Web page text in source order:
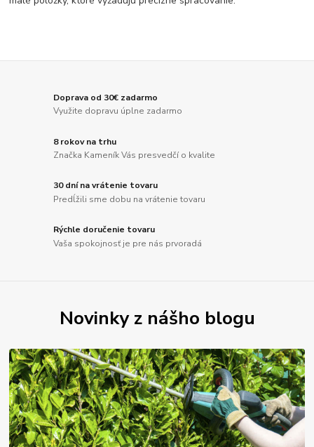
Doprava od 30€ zadarmo
Využite dopravu úplne zadarmo
8 rokov na trhu
Značka Kameník Vás presvedčí o kvalite
30 dní na vrátenie tovaru
Predĺžili sme dobu na vrátenie tovaru
Rýchle doručenie tovaru
Vaša spokojnosť je pre nás prvoradá
Novinky z nášho blogu